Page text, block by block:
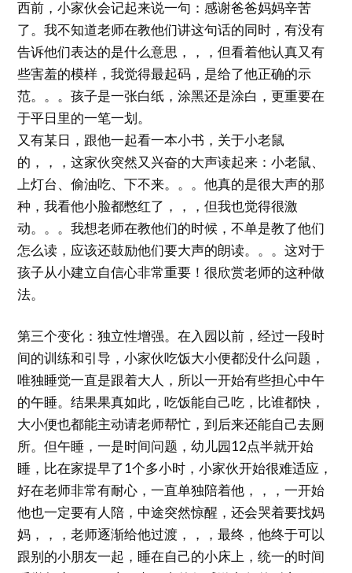
西前，小家伙会记起来说一句：感谢爸爸妈妈辛苦
了。我不知道老师在教他们讲这句话的同时，有没有
告诉他们表达的是什么意思，，，但看着他认真又有
些害羞的模样，我觉得最起码，是给了他正确的示
范。。。孩子是一张白纸，涂黑还是涂白，更重要在
于平日里的一笔一划。
又有某日，跟他一起看一本小书，关于小老鼠
的，，，这家伙突然又兴奋的大声读起来：小老鼠、
上灯台、偷油吃、下不来。。。他真的是很大声的那
种，我看他小脸都憋红了，，，但我也觉得很激
动。。。我想老师在教他们的时候，不单是教了他们
怎么读，应该还鼓励他们要大声的朗读。。。这对于
孩子从小建立自信心非常重要！很欣赏老师的这种做
法。
第三个变化：独立性增强。在入园以前，经过一段时
间的训练和引导，小家伙吃饭大小便都没什么问题，
唯独睡觉一直是跟着大人，所以一开始有些担心中午
的午睡。结果果真如此，吃饭能自己吃，比谁都快，
大小便也都能主动请老师帮忙，到后来还能自己去厕
所。但午睡，一是时间问题，幼儿园12点半就开始
睡，比在家提早了1个多小时，小家伙开始很难适应，
好在老师非常有耐心，一直单独陪着他，，，一开始
他也一定要有人陪，中途突然惊醒，还会哭着要找妈
妈，，，老师逐渐给他过渡，，，最终，他终于可以
跟别的小朋友一起，睡在自己的小床上，统一的时间